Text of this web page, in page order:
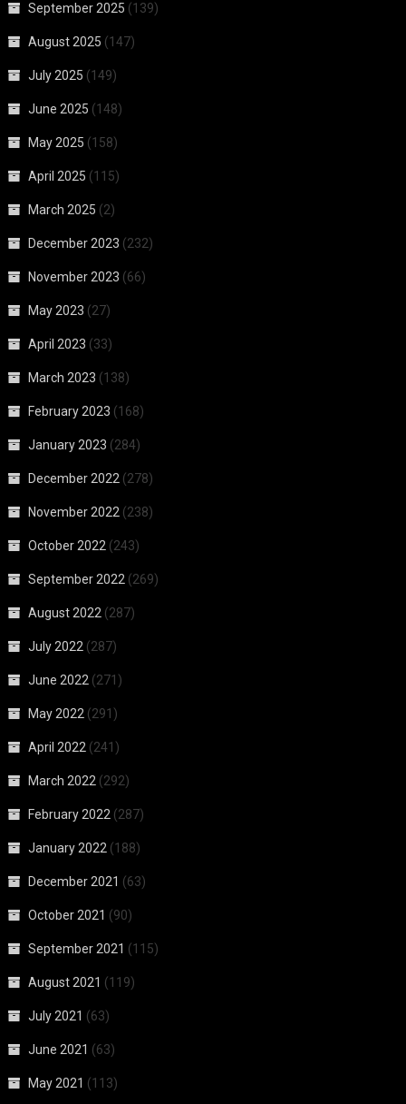
September 2025 (139)
August 2025 (147)
July 2025 (149)
June 2025 (148)
May 2025 (158)
April 2025 (115)
March 2025 (2)
December 2023 (232)
November 2023 (66)
May 2023 (27)
April 2023 (33)
March 2023 (138)
February 2023 (168)
January 2023 (284)
December 2022 (278)
November 2022 (238)
October 2022 (243)
September 2022 (269)
August 2022 (287)
July 2022 (287)
June 2022 (271)
May 2022 (291)
April 2022 (241)
March 2022 (292)
February 2022 (287)
January 2022 (188)
December 2021 (63)
October 2021 (90)
September 2021 (115)
August 2021 (119)
July 2021 (63)
June 2021 (63)
May 2021 (113)